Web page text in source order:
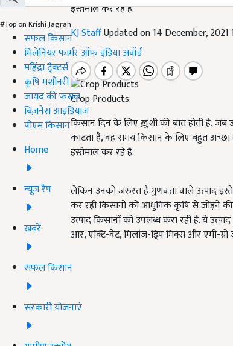
#Top on Krishi Jagran
सफल किसान
मिलेनियर फार्मर ऑफ इंडिया अवॉर्ड
महिंद्रा ट्रैक्टर्स
कृषि मशीनरी
जायद की फसल
बिज़नेस आइडियाज
पीएम किसान
Home
न्यूज़ रैप
खबरें
सफल किसान
सरकारी योजनाएं
इस्तेमाल कर रहे हैं.
KJ StaffUpdated on 14 December, 2021
Crop Products
किसान दिन के लिए ख़ुशी की बात होती है,
काटता है, वह समय किसान के लिए बहुत अच्छा
इस्तेमाल कर रहे हैं.
लेकिन उनको जरुरत है गुणवत्ता वाले उत्पाद
कर रही किसानों को आधुनिक कृषि से जोड़ने
उत्पाद किसानों को उपलब्ध करा रही है. ये
आर, एक्टि-वेट, मिलांज-ड्रिप मिक्स और एमी-